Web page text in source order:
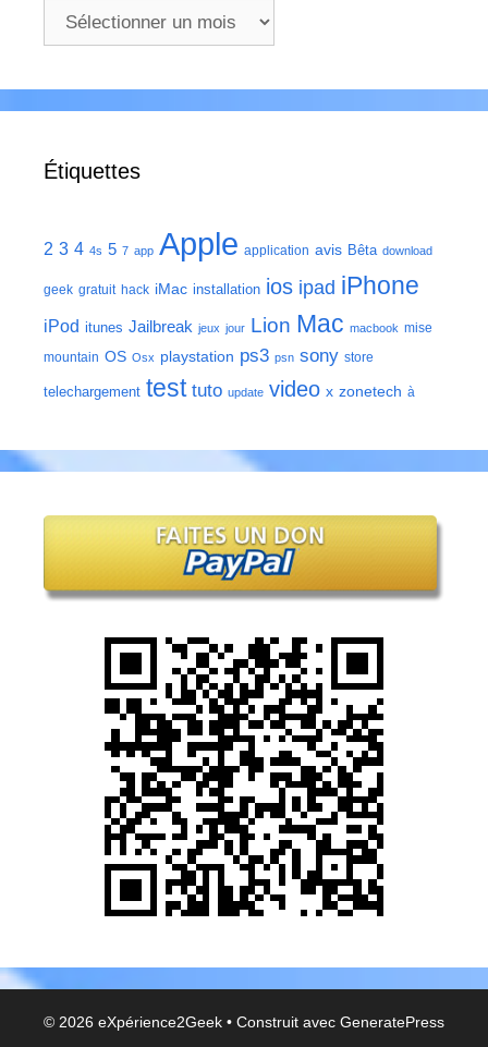
Archives
Étiquettes
2 3 4 4s 5 7 app Apple application avis Bêta download
geek gratuit hack iMac installation ios ipad iPhone
iPod itunes Jailbreak jeux jour Lion Mac macbook mise
mountain OS Osx playstation ps3 psn sony store
telechargement test tuto update video x zonetech à
© 2026 eXpérience2Geek • Construit avec GeneratePress